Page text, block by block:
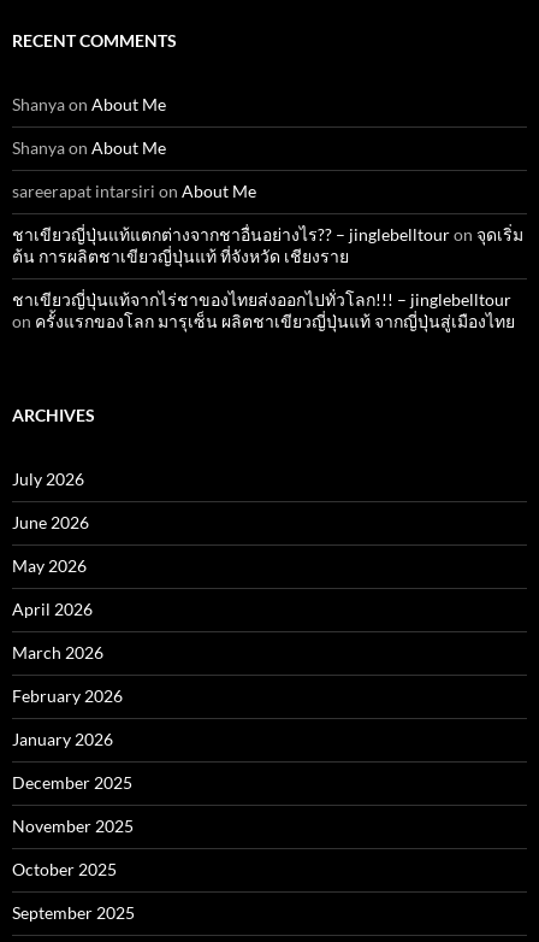
RECENT COMMENTS
Shanyaon About Me
Shanyaon About Me
sareerapat intarsiri on About Me
ชาเขียวญี่ปุ่นแท้แตกต่างจากชาอื่นอย่างไร?? – jinglebelltouron จุดเริ่ม
ต้น การผลิตชาเขียวญี่ปุ่นแท้ ที่จังหวัด เชียงราย
ชาเขียวญี่ปุ่นแท้จากไร่ชาของไทยส่งออกไปทั่วโลก!!! – jinglebelltour
on ครั้งแรกของโลก มารุเซ็น ผลิตชาเขียวญี่ปุ่นแท้ จากญี่ปุ่นสู่เมืองไทย
ARCHIVES
July 2026
June 2026
May 2026
April 2026
March 2026
February 2026
January 2026
December 2025
November 2025
October 2025
September 2025